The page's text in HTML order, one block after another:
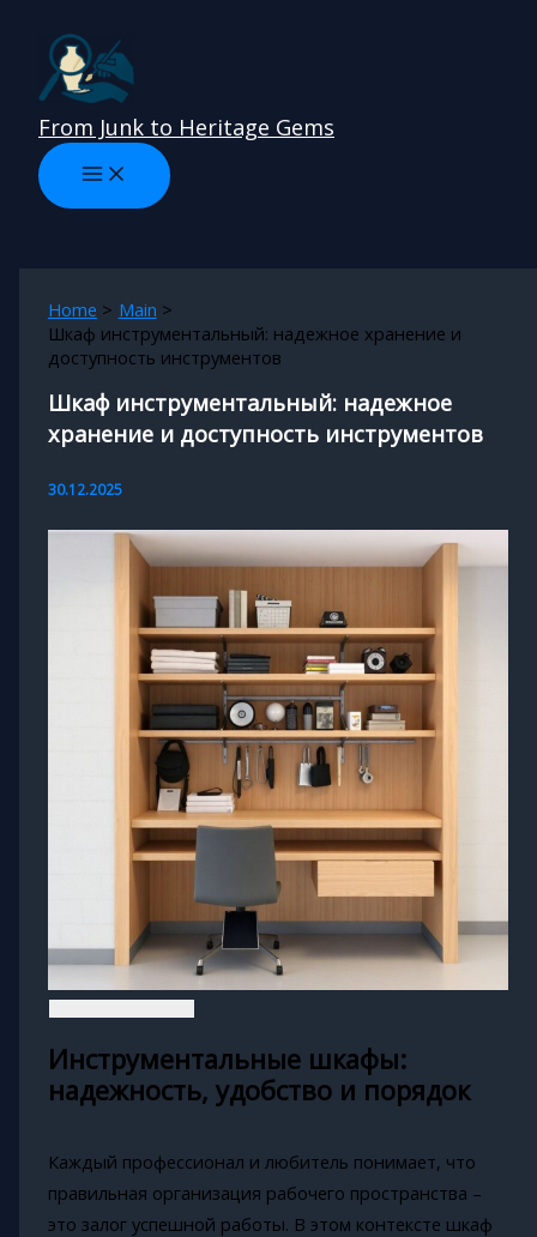
content
From Junk to Heritage Gems
Home
Main
Шкаф инструментальный: надежное хранение и
доступность инструментов
Шкаф инструментальный: надежное
хранение и доступность инструментов
30.12.2025
Инструментальные шкафы:
надежность, удобство и порядок
Каждый профессионал и любитель понимает, что
правильная организация рабочего пространства –
это залог успешной работы. В этом контексте шкаф